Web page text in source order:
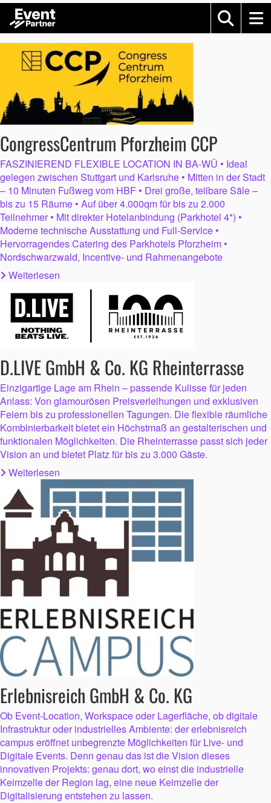
CongressCentrum Pforzheim CCP
FASZINIEREND FLEXIBLE LOCATION IN BA-WÜ • Ideal
gelegen zwischen Stuttgart und Karlsruhe • Mitten in der Stadt
– 10 Minuten Fußweg vom HBF • Drei große, teilbare Säle –
bis zu 15 Räume • Auf über 4.000qm für bis zu 2.000
Teilnehmer • Mit direkter Hotelanbindung (Parkhotel 4*) •
Moderne technische Ausstattung und Full-Service •
Hervorragendes Catering des Parkhotels Pforzheim •
Nordschwarzwald, Incentive- und Rahmenangebote
Weiterlesen
D.LIVE GmbH & Co. KG Rheinterrasse
Einzigartige Lage am Rhein – passende Kulisse für jeden
Anlass: Von glamourösen Preisverleihungen und exklusiven
Feiern bis zu professionellen Tagungen. Die flexible räumliche
Kombinierbarkeit bietet ein Höchstmaß an gestalterischen und
funktionalen Möglichkeiten. Die Rheinterrasse passt sich jeder
Vision an und bietet Platz für bis zu 3.000 Gäste.
Weiterlesen
Erlebnisreich GmbH & Co. KG
Ob Event-Location, Workspace oder Lagerfläche, ob digitale
Infrastruktur oder industrielles Ambiente: der erlebnisreich
campus eröffnet unbegrenzte Möglichkeiten für Live- und
Digitale Events. Denn genau das ist die Vision dieses
innovativen Projekts: genau dort, wo einst die industrielle
Keimzelle der Region lag, eine neue Keimzelle der
Digitalisierung entstehen zu lassen.